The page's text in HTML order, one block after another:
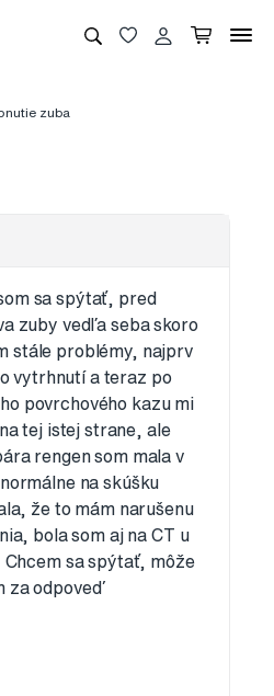
zuba
sa spýtať, pred
zuby vedľa seba skoro
stále problémy, najprv
vytrhnutí a teraz po
povrchového kazu mi
tej istej strane, ale
rengen som mala v
na skúšku
že to mám narušenu
bola som aj na CT u
sa spýtať, môže
za odpoveď